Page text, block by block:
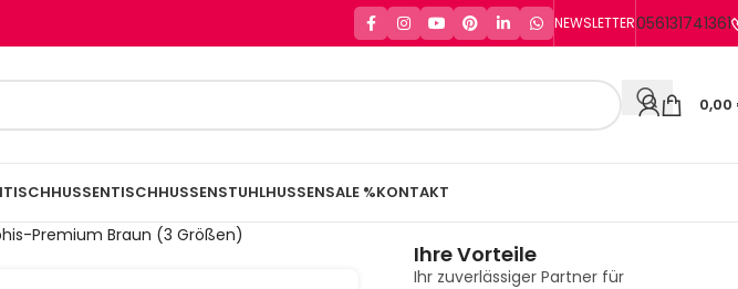
NEWSLETTER056131741361
0,00
TISCHHUSSENSTUHLHUSSENSALE %KONTAKT
Premium Braun (3 Größen)
Ihre Vorteile
Ihr zuverlässiger Partner für